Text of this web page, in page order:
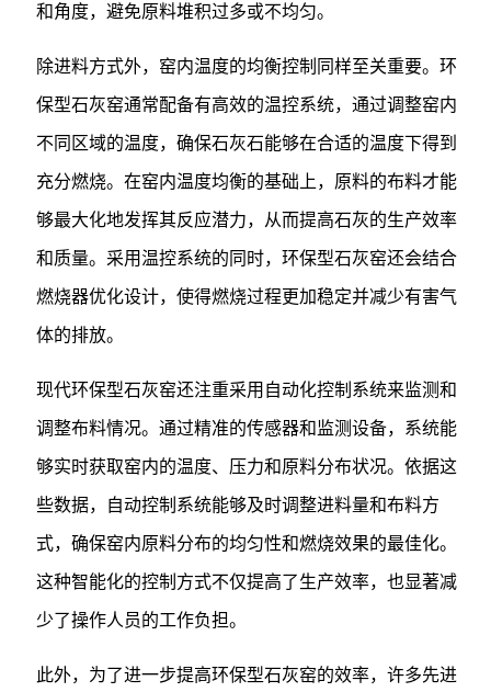
和角度，避免原料堆积过多或不均匀。
除进料方式外，窑内温度的均衡控制同样至关重要。环
保型石灰窑通常配备有高效的温控系统，通过调整窑内
不同区域的温度，确保石灰石能够在合适的温度下得到
充分燃烧。在窑内温度均衡的基础上，原料的布料才能
够最大化地发挥其反应潜力，从而提高石灰的生产效率
和质量。采用温控系统的同时，环保型石灰窑还会结合
燃烧器优化设计，使得燃烧过程更加稳定并减少有害气
体的排放。
现代环保型石灰窑还注重采用自动化控制系统来监测和
调整布料情况。通过精准的传感器和监测设备，系统能
够实时获取窑内的温度、压力和原料分布状况。依据这
些数据，自动控制系统能够及时调整进料量和布料方
式，确保窑内原料分布的均匀性和燃烧效果的最佳化。
这种智能化的控制方式不仅提高了生产效率，也显著减
少了操作人员的工作负担。
此外，为了进一步提高环保型石灰窑的效率，许多先进